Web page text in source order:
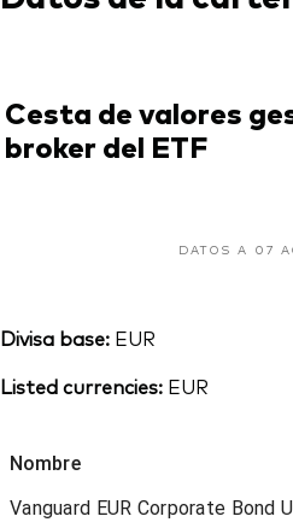
Cesta de valores
broker del ETF
DATOS A 07
Divisa base: EUR
Listed currencies: EUR
Nombre
Vanguard EUR Corporate Bond